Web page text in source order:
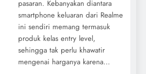
pasaran. Kebanyakan diantara
smartphone keluaran dari Realme
ini sendiri memang termasuk
produk kelas entry level,
sehingga tak perlu khawatir
mengenai harganya karena…